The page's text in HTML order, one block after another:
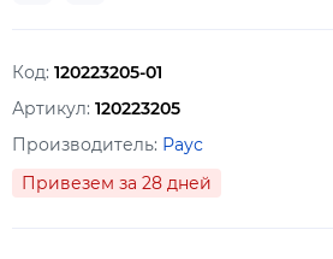
Код: 120223205-01
Артикул: 120223205
Производитель: Раус
Привезем за 28 дней